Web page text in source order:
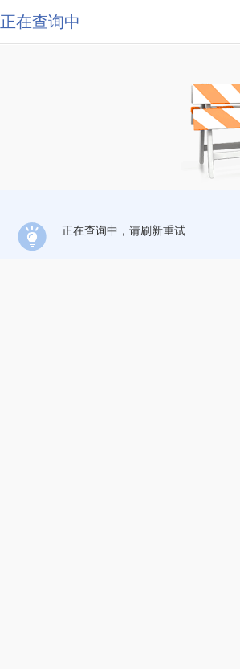
正在查询中
正在查询中，请刷新重试